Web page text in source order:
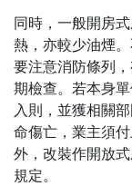
同時，一般開房
熱，亦較少油煙
要注意消防條列
期檢查。若本身
入則，並獲相關
命傷亡，業主須
外，改裝作開放
規定。